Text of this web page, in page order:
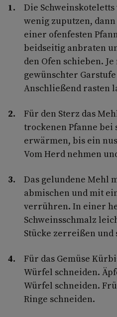
Die
wenig zuputzen,
einer ofenfesten
beidseitig anbraten
den Ofen schieben.
gewünschter
Anschließend rasten
Für den Sterz das
trockenen Pfanne bei
erwärmen, bis ein
Vom Herd nehmen
Das gelundene Mehl
abmischen und mit
verrühren. In einer
Schweinsschmalz
Stücke zerreißen und
Für das Gemüse
Würfel schneiden.
Würfel schneiden.
Ringe schneiden.